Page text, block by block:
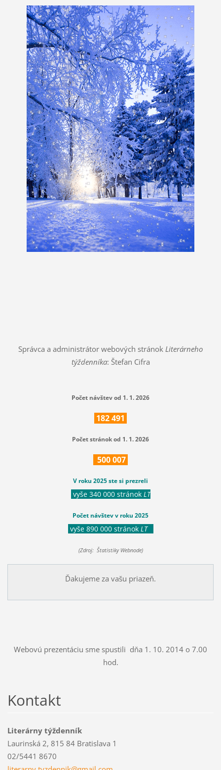
Správca a administrátor webových stránok Literárneho
týždenníka: Štefan Cifra
Počet návštev od 1. 1. 2026
182491
Počet stránok od 1. 1. 2026
500007
V roku 2025 ste si prezreli
vyše 340 000 stránok LT
Počet návštev v roku 2025
vyše 890 000 stránok LT
(Zdroj: Štatistiky Webnode)
Ďakujeme za vašu priazeň.
Webovú prezentáciu sme spustili dňa 1. 10. 2014 o 7.00
hod.
Kontakt
Literárny týždenník
Laurinská 2, 815 84 Bratislava 1
02/5441 8670